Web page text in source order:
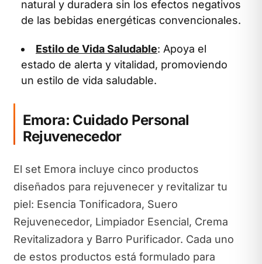
natural y duradera sin los efectos negativos
de las bebidas energéticas convencionales.
Estilo de Vida Saludable: Apoya el
estado de alerta y vitalidad, promoviendo
un estilo de vida saludable.
Emora: Cuidado Personal
Rejuvenecedor
El set Emora incluye cinco productos
diseñados para rejuvenecer y revitalizar tu
piel: Esencia Tonificadora, Suero
Rejuvenecedor, Limpiador Esencial, Crema
Revitalizadora y Barro Purificador. Cada uno
de estos productos está formulado para